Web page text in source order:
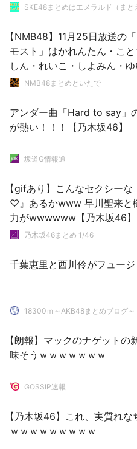
SKE48まとめはエメラルド（まと
【NMB48】11月25日放送の
モスト」はかれんたん・こ
しん・れいこ・しよみん・
NMB48まとめといたで
アンダー曲「Hard to say」
が熱い！！！【乃木坂46】
坂道G情報通
【gifあり】こんなセクシーな
♡』あるかwww 早川聖来と
力がwwwwww【乃木坂46】
乃木坂46まとめ 1/46
千葉恵里と西川伶がフュー
18300ｍ～AKB48まとめブログ～
【朗報】マックのナゲットの
味そうｗｗｗｗｗｗｗ
GOSSIP速報
【乃木坂46】これ、実質れ
ｗｗｗｗｗｗｗｗｗ